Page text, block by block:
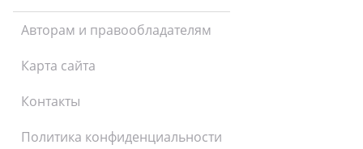
Авторам и правообладателям
Карта сайта
Контакты
Политика конфиденциальности